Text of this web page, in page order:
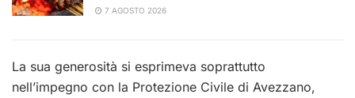
7 AGOSTO 2026
La sua generosità si esprimeva soprattutto
nell’impegno con la Protezione Civile di Avezzano,